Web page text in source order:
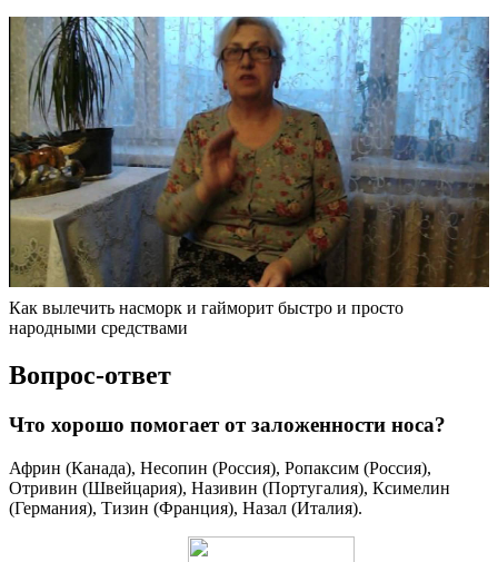
Как вылечить насморк и гайморит быстро и просто
народными средствами
Вопрос-ответ
Что хорошо помогает от заложенности носа?
Африн (Канада), Несопин (Россия), Ропаксим (Россия),
Отривин (Швейцария), Називин (Португалия), Ксимелин
(Германия), Тизин (Франция), Назал (Италия).